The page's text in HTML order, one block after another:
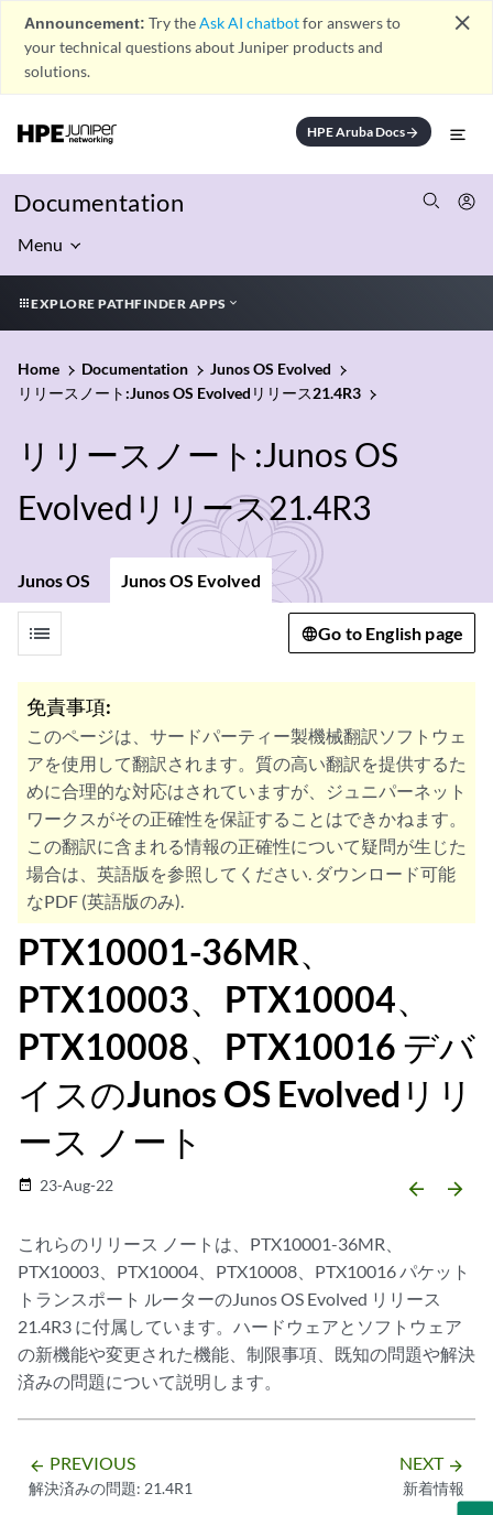
Announcement: Try theAsk AI chatbotfor answers to
your technical questions about Juniper products and
solutions.
close
HPE Aruba Docsarrow_forward
Documentation
Menu
EXPLORE PATHFINDER APPS
Home Documentation
Junos OS Evolved
リリースノート:Junos OS Evolvedリリース21.4R3
リリースノート:Junos OS
Evolvedリリース21.4R3
Junos OS Junos OS Evolved
list Go to English page
免責事項:
このページは、サードパーティー製機械翻訳ソフトウェ
アを使用して翻訳されます。質の高い翻訳を提供するた
めに合理的な対応はされていますが、ジュニパーネット
ワークスがその正確性を保証することはできかねます。
この翻訳に含まれる情報の正確性について疑問が生じた
場合は、英語版を参照してください. ダウンロード可能
なPDF (英語版のみ).
PTX10001-36MR、
PTX10003、PTX10004、
PTX10008、PTX10016 デバ
イスのJunos OS Evolvedリリ
ース ノート
date_range 23-Aug-22 arrow_backward arrow_forward
これらのリリース ノートは、PTX10001-36MR、
PTX10003、PTX10004、PTX10008、PTX10016 パケット
トランスポート ルーターのJunos OS Evolved リリース
21.4R3 に付属しています。ハードウェアとソフトウェア
の新機能や変更された機能、制限事項、既知の問題や解決
済みの問題について説明します。
arrow_backward PREVIOUS
解決済みの問題: 21.4R1
NEXT arrow_forward
新着情報